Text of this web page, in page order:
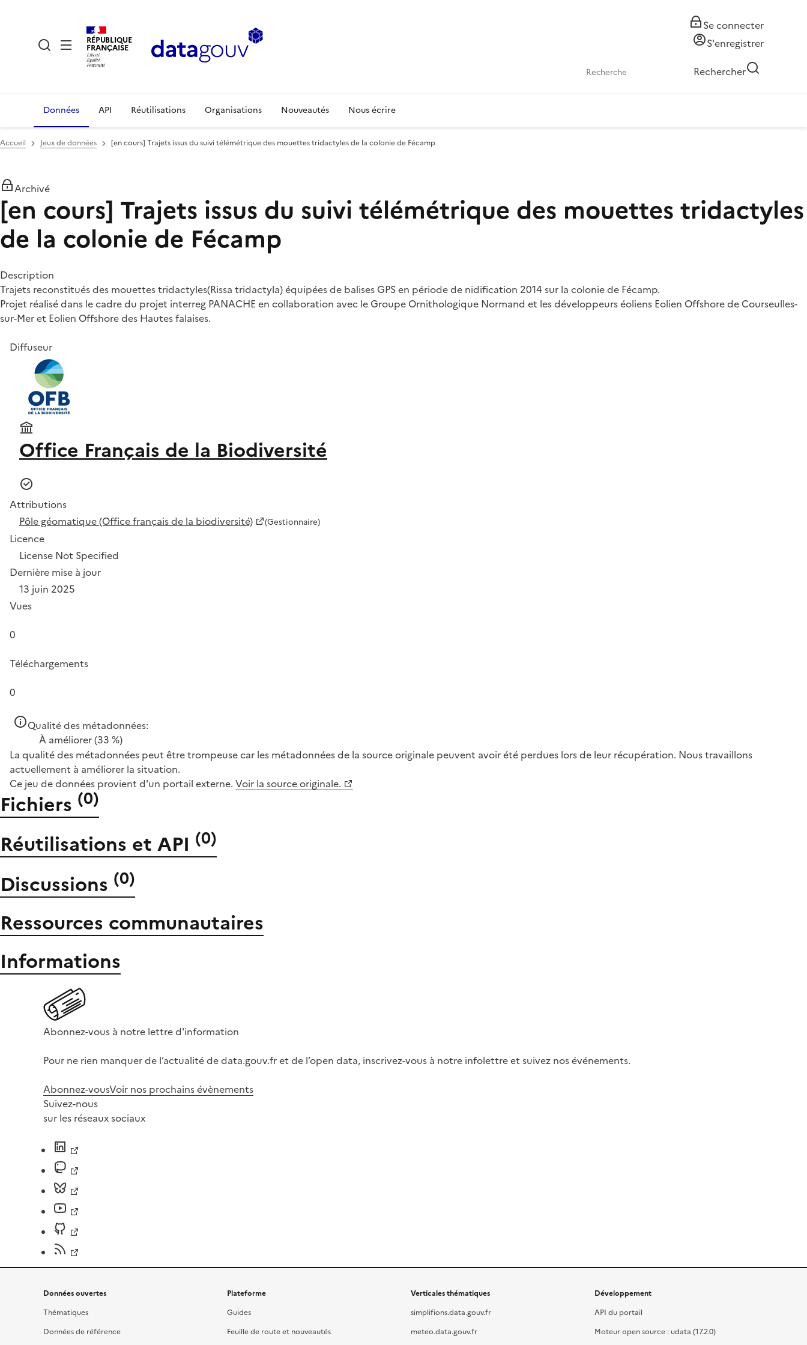
RÉPUBLIQUE
FRANÇAISE
Se connecter
S'enregistrer
Rechercher
Données API Réutilisations Organisations Nouveautés Nous écrire
Accueil Jeux de données [en cours] Trajets issus du suivi télémétrique des mouettes tridactyles de la colonie de Fécamp
Archivé
[en cours] Trajets issus du suivi télémétrique des mouettes tridactyles
de la colonie de Fécamp
Description
Trajets reconstitués des mouettes tridactyles(Rissa tridactyla) équipées de balises GPS en période de nidification 2014 sur la colonie de Fécamp.
Projet réalisé dans le cadre du projet interreg PANACHE en collaboration avec le Groupe Ornithologique Normand et les développeurs éoliens Eolien Offshore de Courseulles-
sur-Mer et Eolien Offshore des Hautes falaises.
Diffuseur
Office Français de la Biodiversité
Attributions
Pôle géomatique (Office français de la biodiversité)
(Gestionnaire)
Licence
License Not Specified
Dernière mise à jour
13 juin 2025
Vues
0
Téléchargements
0
Qualité des métadonnées:
À améliorer(33 %)
La qualité des métadonnées peut être trompeuse car les métadonnées de la source originale peuvent avoir été perdues lors de leur récupération. Nous travaillons
actuellement à améliorer la situation.
Ce jeu de données provient d'un portail externe. Voir la source originale.
Fichiers (0)
Réutilisations et API (0)
Discussions (0)
Ressources communautaires
Informations
Abonnez-vous à notre lettre d'information
Pour ne rien manquer de l’actualité de data.gouv.fr et de l’open data, inscrivez-vous à notre infolettre et suivez nos événements.
Abonnez-vousVoir nos prochains évènements
Suivez-nous
sur les réseaux sociaux
Données ouvertes
Thématiques
Données de référence
Plateforme
Guides
Feuille de route et nouveautés
Verticales thématiques
simplifions.data.gouv.fr
meteo.data.gouv.fr
Développement
API du portail
Moteur open source : udata (17.2.0)